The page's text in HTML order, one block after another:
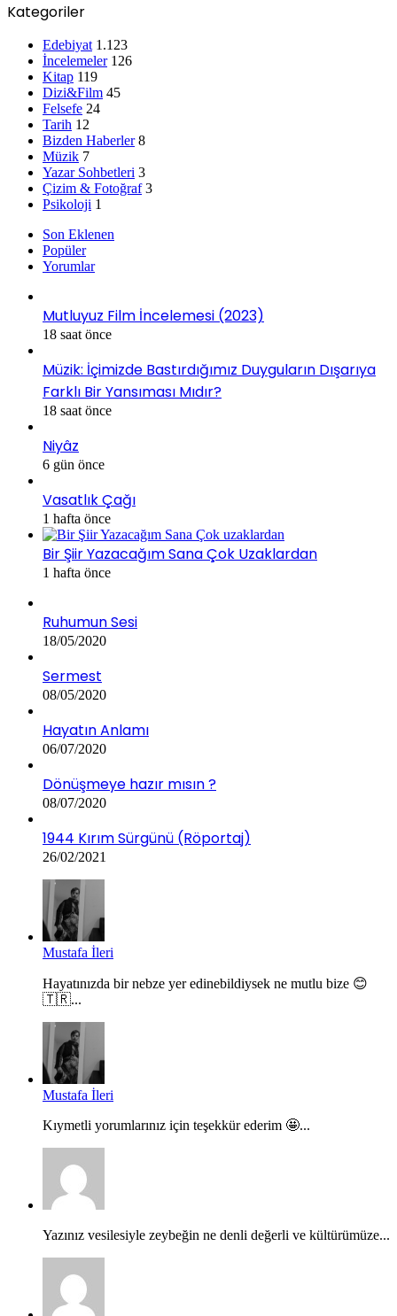
Kategoriler
Edebiyat 1.123
İncelemeler 126
Kitap 119
Dizi&Film 45
Felsefe 24
Tarih 12
Bizden Haberler 8
Müzik 7
Yazar Sohbetleri 3
Çizim & Fotoğraf 3
Psikoloji 1
Son Eklenen
Popüler
Yorumlar
Mutluyuz Film İncelemesi (2023)
18 saat önce
Müzik: İçimizde Bastırdığımız Duyguların Dışarıya
Farklı Bir Yansıması Mıdır?
18 saat önce
Niyâz
6 gün önce
Vasatlık Çağı
1 hafta önce
Bir Şiir Yazacağım Sana Çok Uzaklardan
1 hafta önce
Ruhumun Sesi
18/05/2020
Sermest
08/05/2020
Hayatın Anlamı
06/07/2020
Dönüşmeye hazır mısın ?
08/07/2020
1944 Kırım Sürgünü (Röportaj)
26/02/2021
Mustafa İleri
Hayatınızda bir nebze yer edinebildiysek ne mutlu bize 😊
🇹🇷...
Mustafa İleri
Kıymetli yorumlarınız için teşekkür ederim 🤩...
Yazınız vesilesiyle zeybeğin ne denli değerli ve kültürümüze...